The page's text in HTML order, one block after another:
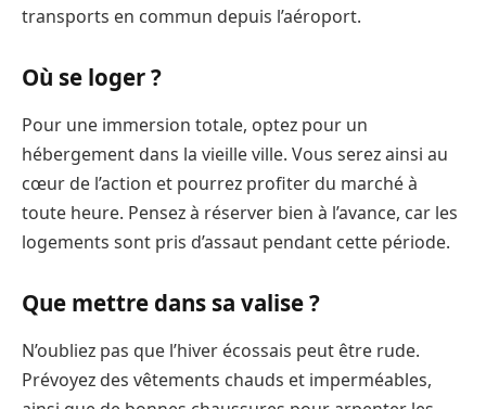
transports en commun depuis l’aéroport.
Où se loger ?
Pour une immersion totale, optez pour un
hébergement dans la vieille ville. Vous serez ainsi au
cœur de l’action et pourrez profiter du marché à
toute heure. Pensez à réserver bien à l’avance, car les
logements sont pris d’assaut pendant cette période.
Que mettre dans sa valise ?
N’oubliez pas que l’hiver écossais peut être rude.
Prévoyez des vêtements chauds et imperméables,